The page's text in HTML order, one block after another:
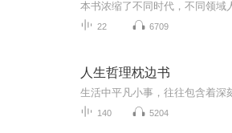
22 6709
人生哲理枕边书
140 5204